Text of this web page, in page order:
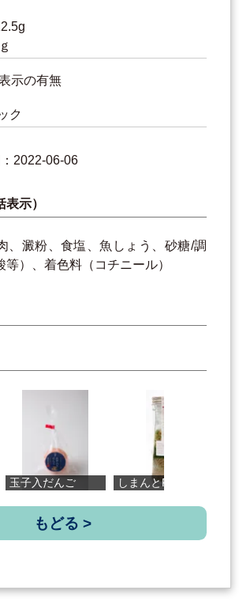
示の有無
ク
2022-06-06
示）
、澱粉、食塩、魚しょう、砂糖/調
等）、着色料（コチニール）
子入だんご しまんとFuru...
もどる >